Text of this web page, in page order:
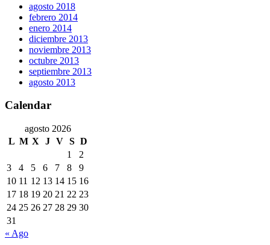
agosto 2018
febrero 2014
enero 2014
diciembre 2013
noviembre 2013
octubre 2013
septiembre 2013
agosto 2013
Calendar
agosto 2026
L M X J V S D
1
2
3
4 5 6 7 8
9
10 11 12 13 14 15 16
17 18 19 20 21 22 23
24 25 26 27 28 29 30
31
« Ago